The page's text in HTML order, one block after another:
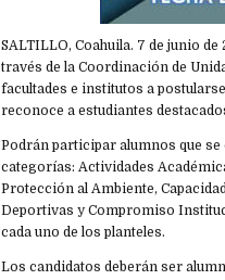
SALTILLO, Coahuila. 7 de junio
través de la Coordinación de
facultades e institutos a
reconoce a estudiantes
Podrán participar alumnos que
categorías: Actividades
Protección al Ambiente,
Deportivas y Compromiso
cada uno de los planteles.
Los candidatos deberán ser